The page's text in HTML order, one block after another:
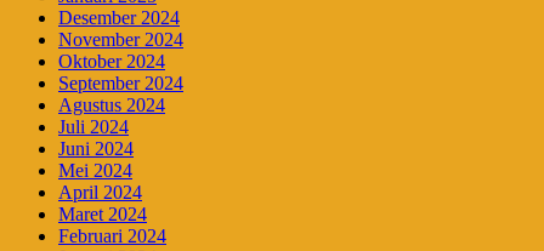
Desember 2024
November 2024
Oktober 2024
September 2024
Agustus 2024
Juli 2024
Juni 2024
Mei 2024
April 2024
Maret 2024
Februari 2024